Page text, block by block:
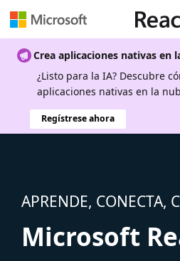
Crea aplicaciones nativas en
¿Listo para la IA? Descubre
aplicaciones nativas en la
Regístrese ahora
APRENDE, CONECTA,
Microsoft